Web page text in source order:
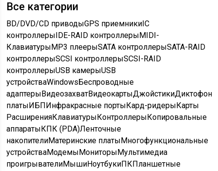
Все категории
BD/DVD/CD приводыGPS приемникиIC
контроллерыIDE-RAID контроллерыMIDI-
КлавиатурыMP3 плеерыSATA контроллерыSATA-RAID
контроллерыSCSI контроллерыSCSI-RAID
контроллерыUSB камерыUSB
устройстваWindowsБеспроводные
адаптерыВидеозахватВидеокартыДжойстики
платыИБПИнфракрасные портыКард-ридерыКарты
РасширенияКлавиатурыКонтроллерыКопировальные
аппаратыКПК (PDA)Ленточные
накопителиМатеринские платыМногофункциональные
устройстваМодемыМониторыМультимедиа
проигрывателиМышиНоутбукиПКПланшетные